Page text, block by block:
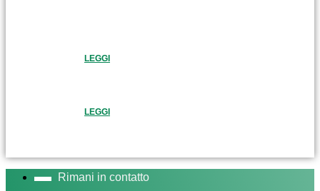
LEGGI
LEGGI
Rimani in contatto